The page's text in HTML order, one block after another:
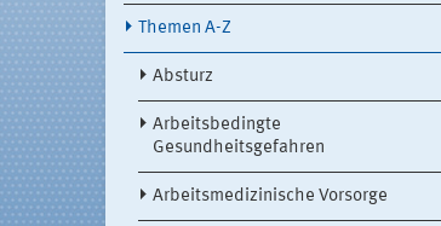
Themen A-Z
Absturz
Arbeitsbedingte
Gesundheitsgefahren
Arbeitsmedizinische Vorsorge